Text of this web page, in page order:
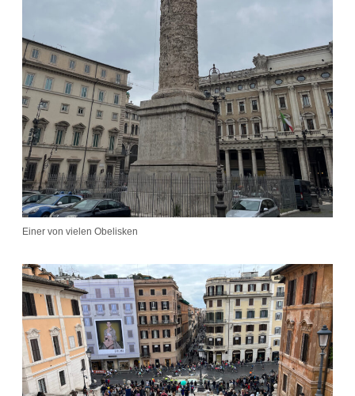
Einer von vielen Obelisken